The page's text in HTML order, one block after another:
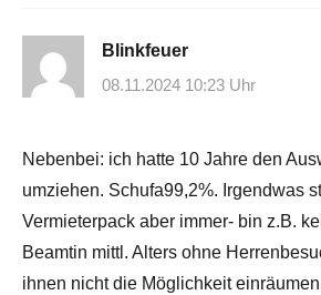
Blinkfeuer
08.11.2024 10:23 Uhr
Nebenbei: ich hatte 10 Jahre den
umziehen. Schufa99,2%. Irgendwas
Vermieterpack aber immer- bin z.B.
Beamtin mittl. Alters ohne
ihnen nicht die Möglichkeit